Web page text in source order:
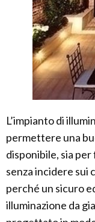
L’impianto di
permettere una
disponibile, sia
senza incidere sui
perché un sicuro
illuminazione da